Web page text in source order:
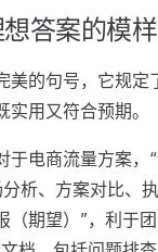
答案的模样
美的句号，它规定
用又符合预期。
于电商流量方案，
析、方案对比、
（期望）”，利于